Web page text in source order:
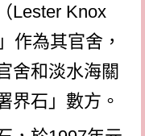
Lester Knox
作為其官舍，
舍和淡水海關
界石」數方。